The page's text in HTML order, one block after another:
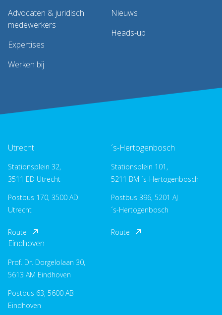
Advocaten & juridisch
medewerkers
Expertises
Werken bij
Nieuws
Heads-up
Utrecht
Stationsplein 32,
3511 ED Utrecht
Postbus 170, 3500 AD
Utrecht
Route
´s-Hertogenbosch
Stationsplein 101,
5211 BM ´s-Hertogenbosch
Postbus 396, 5201 AJ
´s-Hertogenbosch
Route
Eindhoven
Prof. Dr. Dorgelolaan 30,
5613 AM Eindhoven
Postbus 63, 5600 AB
Eindhoven